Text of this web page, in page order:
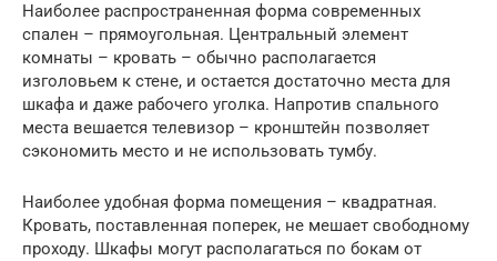
Наиболее распространенная форма современных
спален – прямоугольная. Центральный элемент
комнаты – кровать – обычно располагается
изголовьем к стене, и остается достаточно места для
шкафа и даже рабочего уголка. Напротив спального
места вешается телевизор – кронштейн позволяет
сэкономить место и не использовать тумбу.
Наиболее удобная форма помещения – квадратная.
Кровать, поставленная поперек, не мешает свободному
проходу. Шкафы могут располагаться по бокам от